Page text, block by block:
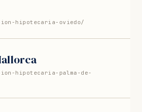
hipotecaria-oviedo/
hipotecaria-palma-de-